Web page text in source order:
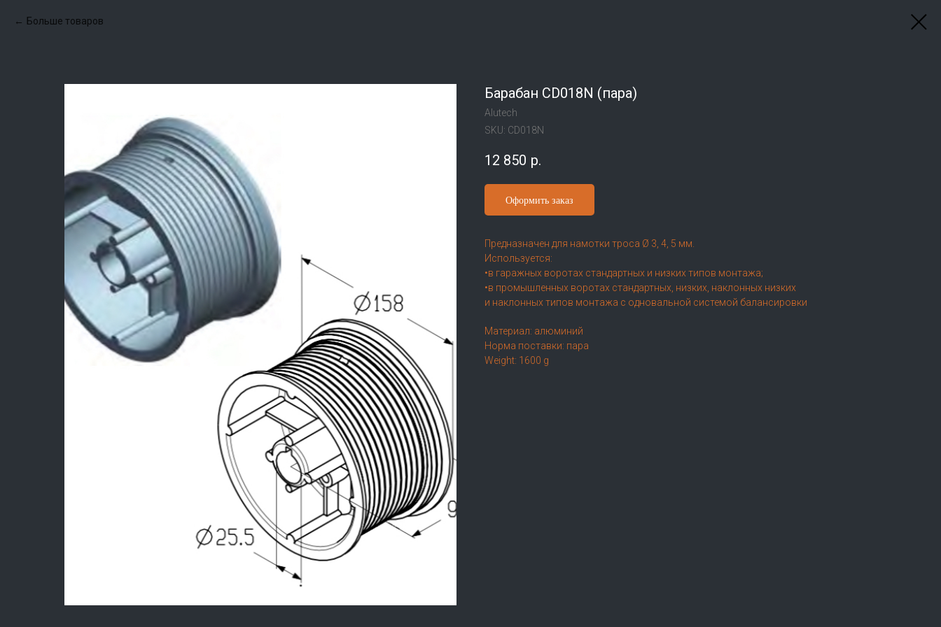
Больше товаров
Барабан CD018N (пара)
Alutech
SKU: CD018N
12 850 р.
Оформить заказ
Предназначен для намотки троса Ø 3, 4, 5 мм.
Используется:
•в гаражных воротах стандартных и низких типов монтажа;
•в промышленных воротах стандартных, низких, наклонных низких
и наклонных типов монтажа с одновальной системой балансировки
Материал: алюминий
Норма поставки: пара
Weight: 1600 g